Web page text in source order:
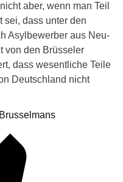
aber, wenn man Teil
sei, dass unter den
Asylbewerber aus Neu-
von den Brüsseler
dass wesentliche Teile
Deutschland nicht